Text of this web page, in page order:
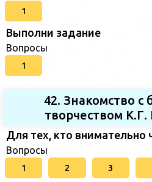
1
Выполни задание
Вопросы
1
42. Знакомство с
творчеством К.Г.
Для тех, кто внимательно
Вопросы
1 2 3